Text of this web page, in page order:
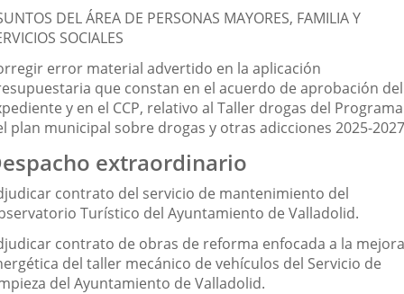
DEL ÁREA DE PERSONAS MAYORES, FAMILIA Y
SOCIALES
error material advertido en la aplicación
que constan en el acuerdo de aprobación del
y en el CCP, relativo al Taller drogas del Programa
plan municipal sobre drogas y otras adicciones 2025-
extraordinario
contrato del servicio de mantenimiento del
Turístico del Ayuntamiento de Valladolid.
contrato de obras de reforma enfocada a la mejora
del taller mecánico de vehículos del Servicio de
del Ayuntamiento de Valladolid.